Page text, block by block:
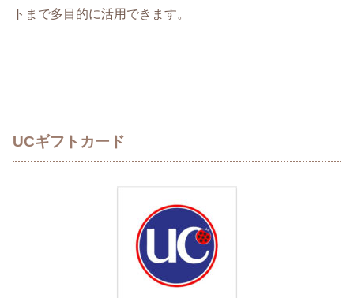
トまで多目的に活用できます。
UCギフトカード